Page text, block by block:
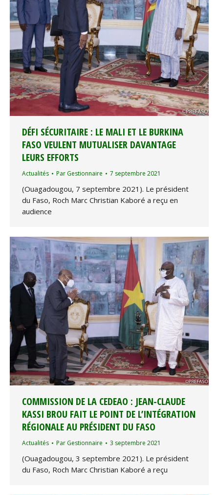
DÉFI SÉCURITAIRE : LE MALI ET LE BURKINA
FASO VEULENT MUTUALISER DAVANTAGE
LEURS EFFORTS
Actualités Par Gestionnaire 7 septembre 2021
(Ouagadougou, 7 septembre 2021). Le président
du Faso, Roch Marc Christian Kaboré a reçu en
audience
COMMISSION DE LA CEDEAO : JEAN-CLAUDE
KASSI BROU FAIT LE POINT DE L’INTÉGRATION
RÉGIONALE AU PRÉSIDENT DU FASO
Actualités Par Gestionnaire 3 septembre 2021
(Ouagadougou, 3 septembre 2021). Le président
du Faso, Roch Marc Christian Kaboré a reçu